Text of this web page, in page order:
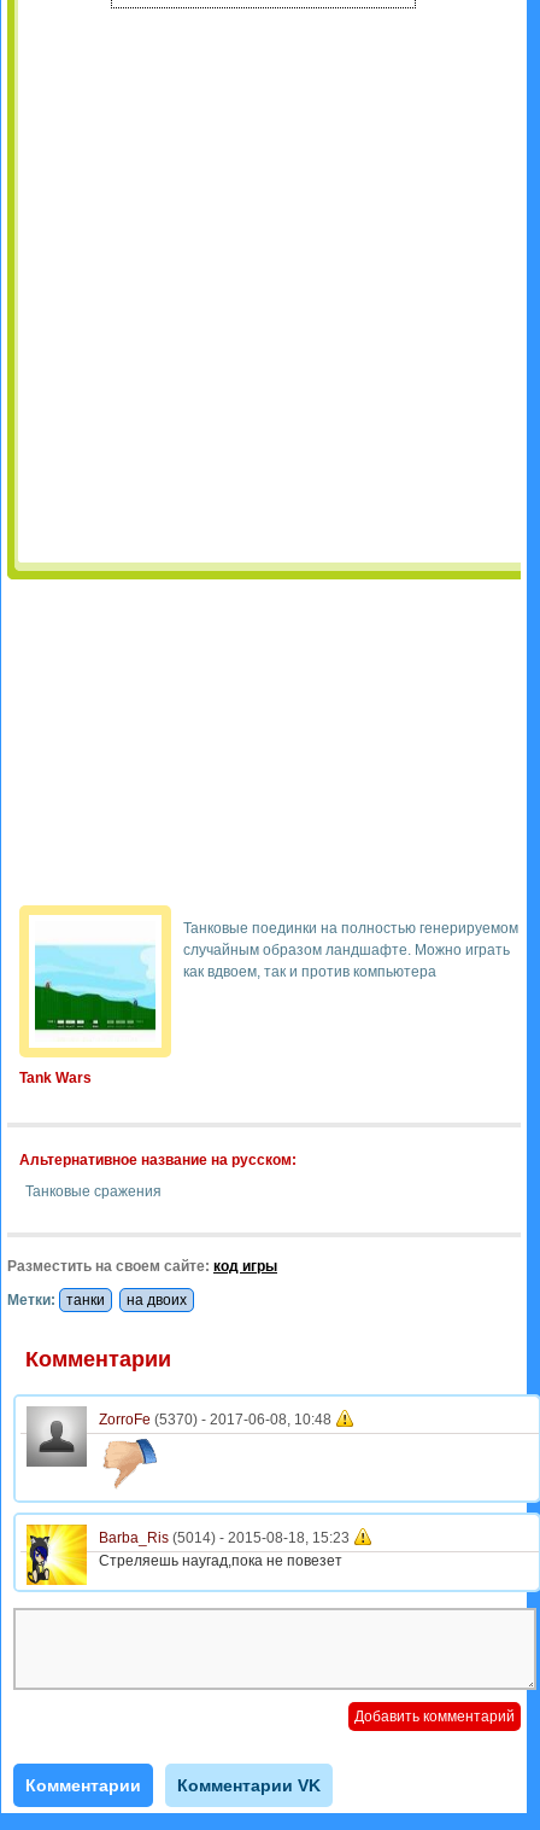
Tank Wars
Танковые поединки на полностью генерируемом
случайным образом ландшафте. Можно играть
как вдвоем, так и против компьютера
Альтернативное название на русском:
Танковые сражения
Разместить на своем сайте: код игры
Метки:
танки на двоих
Комментарии
ZorroFe (5370) - 2017-06-08, 10:48
Barba_Ris (5014) - 2015-08-18, 15:23
Стреляешь наугад,пока не повезет
Комментарии Комментарии VK